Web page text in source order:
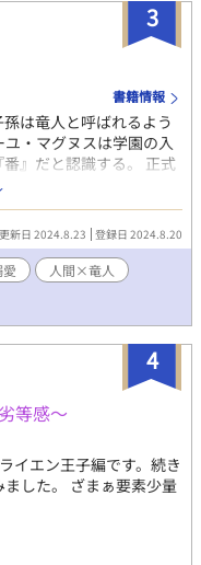
3
書籍情報
は竜人と呼ばれるよう
・マグヌスは学園の入
』だと認識する。 正式
り返すが、ディオンは
しらわれ逃げられてし
胸を押さえて倒れこんで
宝玉凝固化』であるこ
ンが助かる方法はカミ
交換すること。ただし
。 愛しい番であるディ
魔宝玉（竜玉）を渡す
の竜人 〇全10話 〇R18
新日 2024.8.23 登録日 2024.8.20
人間×竜人
4
等感〜
イエン王子編です。続き
した。 ざまぁ要素少量